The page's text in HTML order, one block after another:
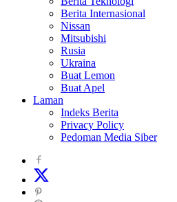
Berita Internasional
Nissan
Mitsubishi
Rusia
Ukraina
Buat Lemon
Buat Apel
Laman
Indeks Berita
Privacy Policy
Pedoman Media Siber